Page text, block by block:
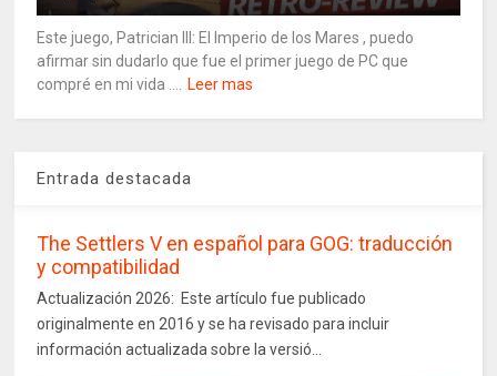
Este juego, Patrician III: El Imperio de los Mares , puedo
afirmar sin dudarlo que fue el primer juego de PC que
compré en mi vida .... Leer mas
Entrada destacada
The Settlers V en español para GOG: traducción
y compatibilidad
Actualización 2026: Este artículo fue publicado
originalmente en 2016 y se ha revisado para incluir
información actualizada sobre la versió...